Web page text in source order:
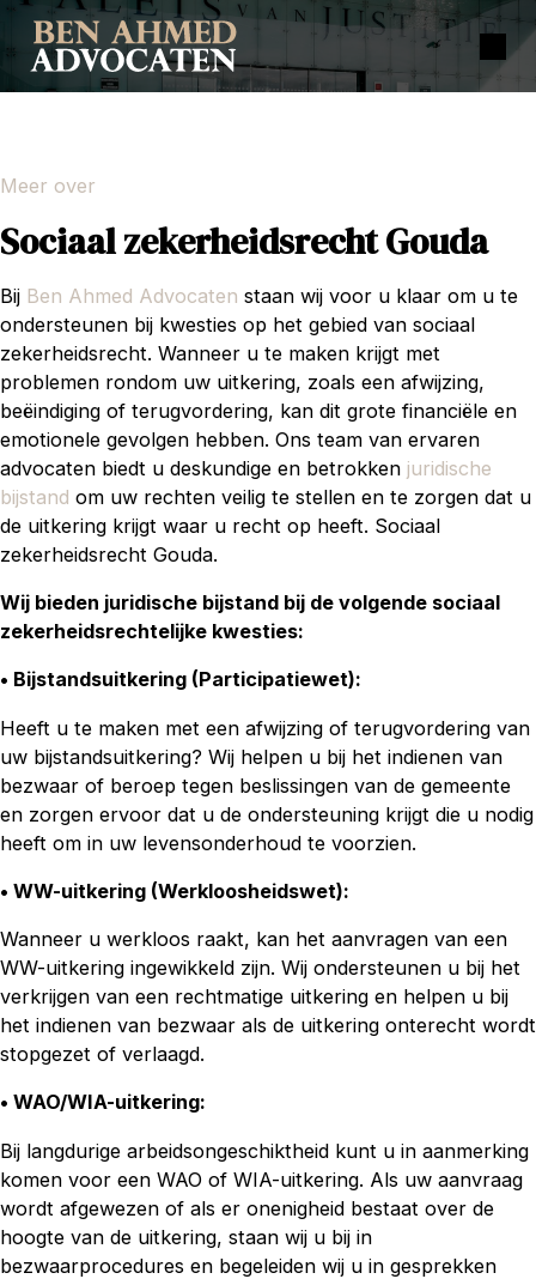
Meer over
Sociaal zekerheidsrecht Gouda
Bij Ben Ahmed Advocaten staan wij voor u klaar om u te
ondersteunen bij kwesties op het gebied van sociaal
zekerheidsrecht. Wanneer u te maken krijgt met
problemen rondom uw uitkering, zoals een afwijzing,
beëindiging of terugvordering, kan dit grote financiële en
emotionele gevolgen hebben. Ons team van ervaren
advocaten biedt u deskundige en betrokken juridische
bijstand om uw rechten veilig te stellen en te zorgen dat u
de uitkering krijgt waar u recht op heeft. Sociaal
zekerheidsrecht Gouda.
Wij bieden juridische bijstand bij de volgende sociaal
zekerheidsrechtelijke kwesties:
• Bijstandsuitkering (Participatiewet):
Heeft u te maken met een afwijzing of terugvordering van
uw bijstandsuitkering? Wij helpen u bij het indienen van
bezwaar of beroep tegen beslissingen van de gemeente
en zorgen ervoor dat u de ondersteuning krijgt die u nodig
heeft om in uw levensonderhoud te voorzien.
• WW-uitkering (Werkloosheidswet):
Wanneer u werkloos raakt, kan het aanvragen van een
WW-uitkering ingewikkeld zijn. Wij ondersteunen u bij het
verkrijgen van een rechtmatige uitkering en helpen u bij
het indienen van bezwaar als de uitkering onterecht wordt
stopgezet of verlaagd.
• WAO/WIA-uitkering:
Bij langdurige arbeidsongeschiktheid kunt u in aanmerking
komen voor een WAO of WIA-uitkering. Als uw aanvraag
wordt afgewezen of als er onenigheid bestaat over de
hoogte van de uitkering, staan wij u bij in
bezwaarprocedures en begeleiden wij u in gesprekken